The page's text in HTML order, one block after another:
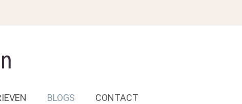
BLOGS CONTACT